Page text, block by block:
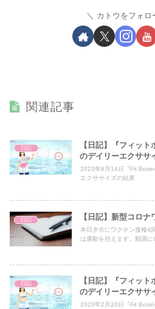
カトウをフォロ
関連記事
日記
【日記】『フィッ
のデイリーエクササ
2023年6月14日『Fit
エクササイズの結果
日記 【日記】新型コロ
本日夕方にワクチン接種4
は運動を控えます。順調に
日記
【日記】『フィッ
のデイリーエクササ
2023年2月20日『Fit